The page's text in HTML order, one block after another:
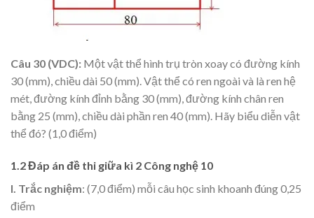
Câu 30 (VDC): Một vật thể hình trụ tròn xoay có đường kính
30 (mm), chiều dài 50 (mm). Vật thể có ren ngoài và là ren hệ
mét, đường kính đỉnh bằng 30 (mm), đường kính chân ren
bằng 25 (mm), chiều dài phần ren 40 (mm). Hãy biểu diễn vật
thể đó? (1,0 điểm)
1.2 Đáp án đề thi giữa kì 2 Công nghệ 10
I. Trắc nghiệm: (7,0 điểm) mỗi câu học sinh khoanh đúng 0,25
điểm